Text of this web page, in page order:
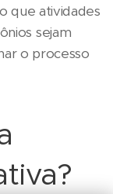
que atividades
sejam
o processo